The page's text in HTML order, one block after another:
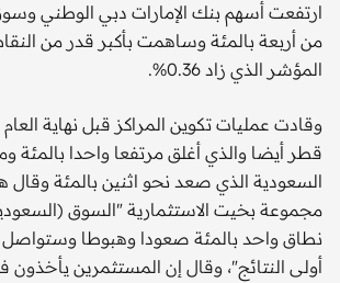
ارتفعت أسهم بنك الإمارات دبي الوطني
من أربعة بالمئة وساهمت بأكبر قدر من
المؤشر الذي زاد 0.36%.
وقادت عمليات تكوين المراكز قبل نهاية
قطر أيضا والذي أغلق مرتفعا واحدا بالمئة
السعودية الذي صعد نحو اثنين بالمئة
مجموعة بخيت الاستثمارية "السوق
نطاق واحد بالمئة صعودا وهبوطا
أولى النتائج"، وقال إن المستثمرين